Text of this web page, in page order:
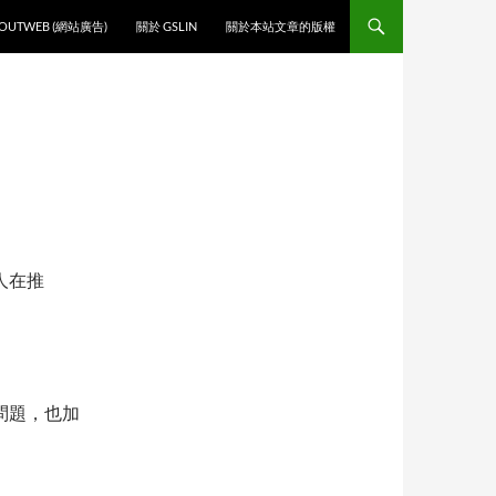
(網站廣告)
關於 GSLIN 關於本站文章的版權
在推
題，也加